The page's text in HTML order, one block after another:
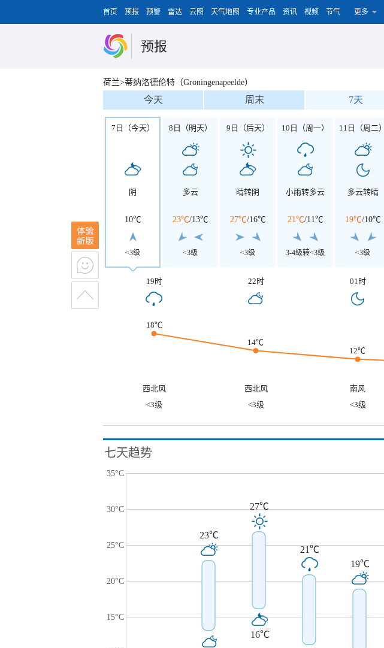
首页 预报 预警 雷达 云图 天气地图 专业产品 资讯 视频 节气 更多
预报
荷兰>蒂纳洛德伦特（Groningenapeelde）
今天 周末 7天
7日（今天）
阴
10℃
<3级
8日（明天）
多云
23℃/13℃
<3级
9日（后天）
晴转阴
27℃/16℃
<3级
10日（周一）
小雨转多云
21℃/11℃
3-4级转<3级
11日（周二）
多云转晴
19℃/10℃
<3级
19时 22时 01时
18℃
14℃
12℃
西北风 西北风 南风
<3级
<3级 <3级
七天趋势
35°C
30°C
25°C
20°C
15°C
23℃
27℃
16℃
21℃
19℃